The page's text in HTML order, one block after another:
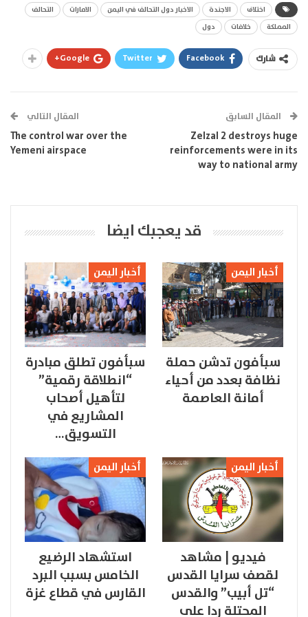
اختلاف الاجندة الاخبار دول التحالف في اليمن الامارات
التحالف
المملكة
خلافات دول
شارك Facebook
Twitter
Google+
المقال السابق
Zelzal 2 destroys huge
reinforcements were in its
way to national army
المقال التالي
The control war over the
Yemeni airspace
قد يعجبك ايضا
أخبار اليمن
سبأفون تدشن حملة
نظافة بعدد من أحياء
أمانة العاصمة
أخبار اليمن
سبأفون تطلق مبادرة
“انطلاقة رقمية”
لتأهيل أصحاب
المشاريع في
التسويق…
أخبار اليمن
فيديو | مشاهد
لقصف سرايا القدس
“تل أبيب” والقدس
المحتلة ردا على
أخبار اليمن
استشهاد الرضيع
الخامس بسبب البرد
القارس في قطاع غزة